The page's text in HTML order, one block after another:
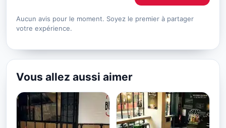
Aucun avis pour le moment. Soyez le premier à partager
votre expérience.
Vous allez aussi aimer